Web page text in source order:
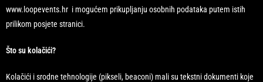
www.loopevents.hr i mogućem prikupljanju osobnih podataka putem istih
prilikom posjete stranici.
Što su kolačići?
Kolačići i srodne tehnologije (pikseli, beaconi) mali su tekstni dokumenti koje